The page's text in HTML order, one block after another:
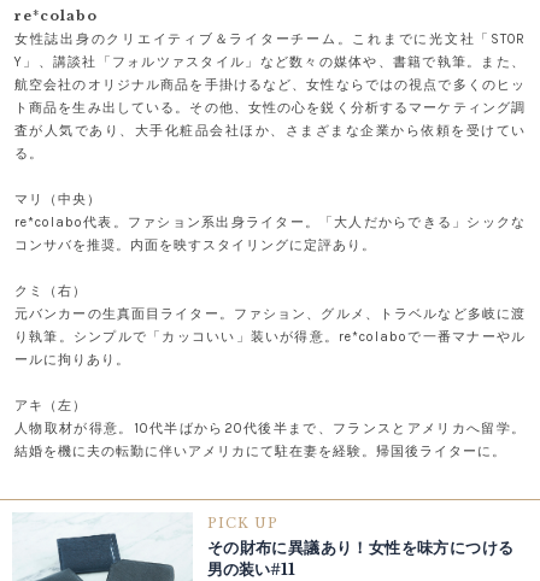
re*colabo
女性誌出身のクリエイティブ＆ライターチーム。これまでに光文社「STOR
Y」、講談社「フォルツァスタイル」など数々の媒体や、書籍で執筆。また、
航空会社のオリジナル商品を手掛けるなど、女性ならではの視点で多くのヒッ
ト商品を生み出している。その他、女性の心を鋭く分析するマーケティング調
査が人気であり、大手化粧品会社ほか、さまざまな企業から依頼を受けてい
る。
マリ（中央）
re*colabo代表。ファション系出身ライター。「大人だからできる」シックな
コンサバを推奨。内面を映すスタイリングに定評あり。
クミ（右）
元バンカーの生真面目ライター。ファション、グルメ、トラベルなど多岐に渡
り執筆。シンプルで「カッコいい」装いが得意。re*colaboで一番マナーやル
ールに拘りあり。
アキ（左）
人物取材が得意。10代半ばから20代後半まで、フランスとアメリカへ留学。
結婚を機に夫の転勤に伴いアメリカにて駐在妻を経験。帰国後ライターに。
PICK UP
その財布に異議あり！女性を味方につける
男の装い#11